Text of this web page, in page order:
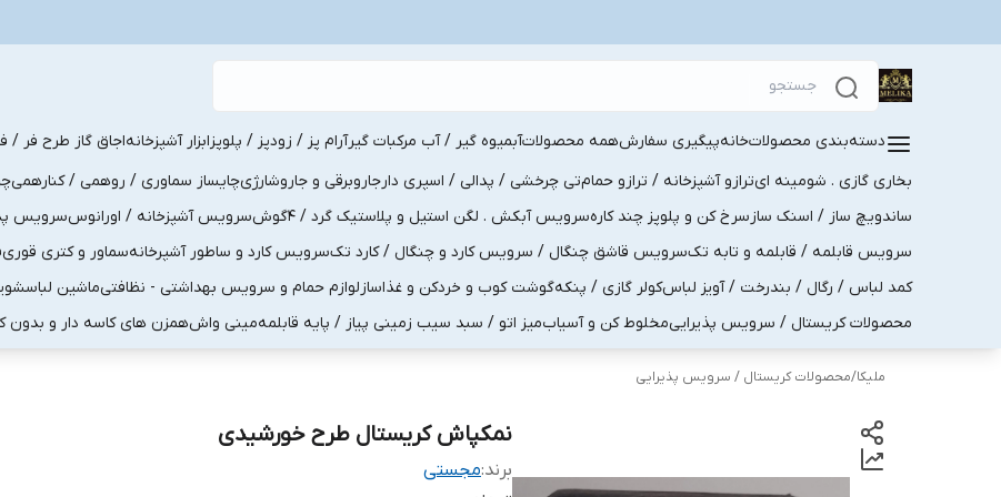
دسته‌بندی محصولاتخانهپیگیری سفارشهمه محصولاتآبمیوه گیر / آب مرکبات گیرآرام پز / زودپز / پلوپزابزار آشپزخانهاجاق گاز طرح فر /
بخاری گازی . شومینه ایترازو آشپزخانه / ترازو حمامتی چرخشی / پدالی / اسپری دارجاروبرقی و جاروشارژیچایساز سماوری / روهمی / کنارهمی
ساندویچ ساز / اسنک سازسرخ کن و پلوپز چند کارهسرویس آبکش . لگن استیل و پلاستیک گرد / 4گوش سرویس آشپزخانه / اورانوسسرویس
سرویس قابلمه / قابلمه و تابه تکسرویس قاشق چنگال / سرویس کارد و چنگال / کارد تکسرویس کارد و ساطور آشپرخانهسماور و کتری قوری
کمد لباس / رگال / بندرخت / آویز لباسکولر گازی / پنکهگوشت کوب و خردکن و غذاسازلوازم حمام و سرویس بهداشتی - نظافتیماشین
محصولات کریستال / سرویس پذیراییمخلوط کن و آسیابمیز اتو / سبد سیب زمینی پیاز / پایه قابلمهمینی واشهمزن های کاسه دار و بدون
ملیکا/محصولات کریستال / سرویس پذیرایی
نمکپاش کریستال طرح خورشیدی
برند:مجستی